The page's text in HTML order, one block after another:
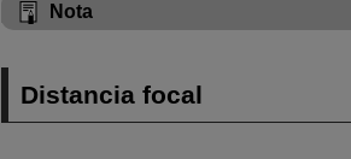
Nota
Distancia focal